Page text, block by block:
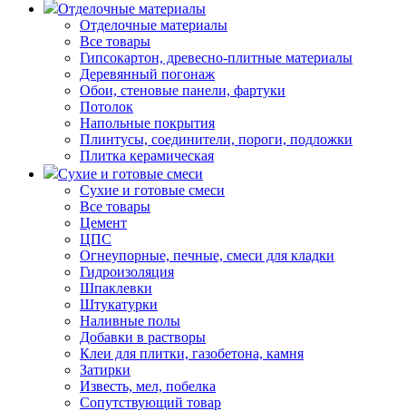
Отделочные материалы
Отделочные материалы
Все товары
Гипсокартон, древесно-плитные материалы
Деревянный погонаж
Обои, стеновые панели, фартуки
Потолок
Напольные покрытия
Плинтусы, соединители, пороги, подложки
Плитка керамическая
Сухие и готовые смеси
Сухие и готовые смеси
Все товары
Цемент
ЦПС
Огнеупорные, печные, смеси для кладки
Гидроизоляция
Шпаклевки
Штукатурки
Наливные полы
Добавки в растворы
Клеи для плитки, газобетона, камня
Затирки
Известь, мел, побелка
Сопутствующий товар